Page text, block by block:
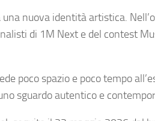
nuova identità artistica.
di 1M Next e del contest
poco spazio e poco tempo
sguardo autentico e